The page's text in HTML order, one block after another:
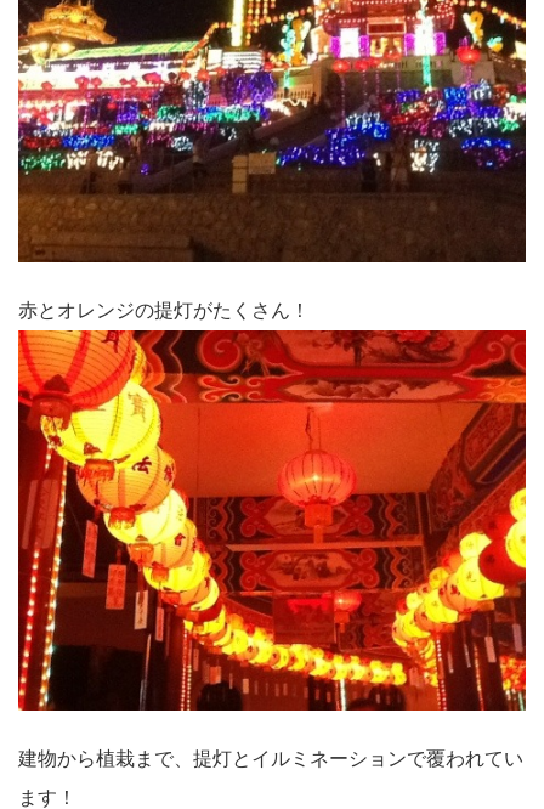
赤とオレンジの提灯がたくさん！
建物から植栽まで、提灯とイルミネーションで覆われてい
ます！